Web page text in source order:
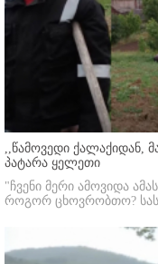
,,წამოვედი ქალაქიდან,
პატარა ყელეთი
"ჩვენი მერი ამოვიდა
როგორ ცხოვრობთო?